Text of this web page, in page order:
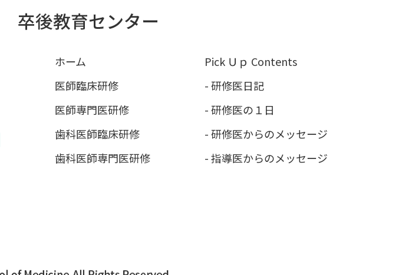
ホーム
医師臨床研修
医師専門医研修
歯科医師臨床研修
歯科医師専門医研修
Pick Ｕｐ Contents
-研修医日記
-研修医の１日
-研修医からのメッセージ
-指導医からのメッセージ